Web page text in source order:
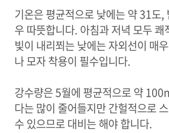
기온은 평균적으로 낮에는 약 31도,
우 따뜻합니다. 아침과 저녁 모두 쾌
빛이 내리쬐는 낮에는 자외선이 매
나 모자 착용이 필수입니다.
강수량은 5월에 평균적으로 약
다는 많이 줄어들지만 간헐적으로
수 있으므로 대비는 해야 합니다.